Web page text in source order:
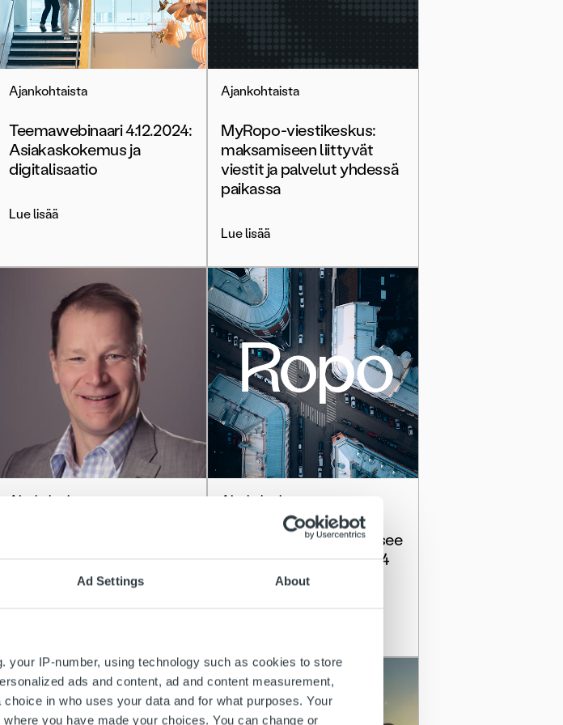
Ad Settings About
your IP-number, using technology such as cookies to store
ads and content, ad and content measurement,
in who uses your data and for what purposes. Your
you have made your choices. You can change or
Ajankohtaista
Teemawebinaari 4.12.2024:
Asiakaskokemus ja
digitalisaatio
Lue lisää
Ajankohtaista
MyRopo-viestikeskus:
maksamiseen liittyvät
viestit ja palvelut yhdessä
paikassa
Lue lisää
Ajankohtaista
Suomen maajohtajaksi
Lue lisää
Ajankohtaista
Yleinen ALV-kanta nousee
25,5 prosenttiin 1.9.2024